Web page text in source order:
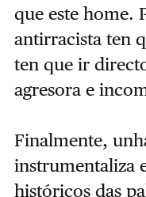
que este home.
antirracista ten
ten que ir
agresora e
Finalmente,
instrumentaliza
históricos das